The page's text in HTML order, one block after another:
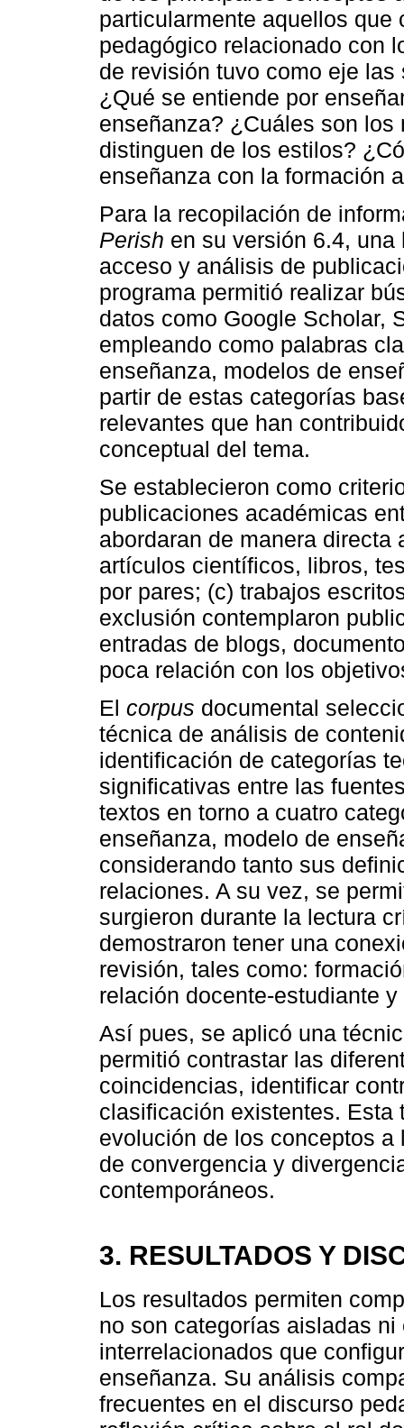
particularmente aquellos
pedagógico relacionado con
de revisión tuvo como eje
¿Qué se entiende por
enseñanza? ¿Cuáles son
distinguen de los estilos?
enseñanza con la formación
Para la recopilación de
Perish en su versión 6.4,
acceso y análisis de
programa permitió realizar
datos como Google Scholar,
empleando como palabras
enseñanza, modelos de
partir de estas categorías
relevantes que han
conceptual del tema.
Se establecieron como
publicaciones académicas
abordaran de manera
artículos científicos, libros,
por pares; (c) trabajos
exclusión contemplaron
entradas de blogs,
poca relación con los
El corpus documental
técnica de análisis de
identificación de categorías
significativas entre las
textos en torno a cuatro
enseñanza, modelo de
considerando tanto sus
relaciones. A su vez, se
surgieron durante la lectura
demostraron tener una
revisión, tales como:
relación docente-estudiante
Así pues, se aplicó una
permitió contrastar las
coincidencias, identificar
clasificación existentes. Esta
evolución de los conceptos
de convergencia y
contemporáneos.
3. RESULTADOS Y
Los resultados permiten
no son categorías aisladas
interrelacionados que
enseñanza. Su análisis
frecuentes en el discurso